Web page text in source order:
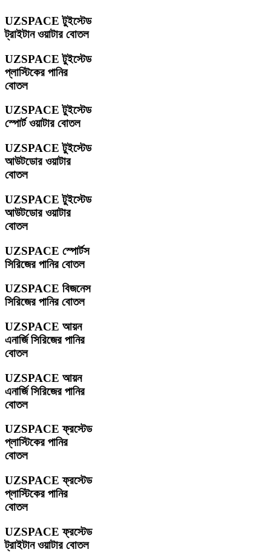
UZSPACE টুইস্টেড
ট্রাইটান ওয়াটার বোতল
UZSPACE টুইস্টেড
প্লাস্টিকের পানির
বোতল
UZSPACE টুইস্টেড
স্পোর্ট ওয়াটার বোতল
UZSPACE টুইস্টেড
আউটডোর ওয়াটার
বোতল
UZSPACE টুইস্টেড
আউটডোর ওয়াটার
বোতল
UZSPACE স্পোর্টস
সিরিজের পানির বোতল
UZSPACE বিজনেস
সিরিজের পানির বোতল
UZSPACE আয়ন
এনার্জি সিরিজের পানির
বোতল
UZSPACE আয়ন
এনার্জি সিরিজের পানির
বোতল
UZSPACE ফ্রস্টেড
প্লাস্টিকের পানির
বোতল
UZSPACE ফ্রস্টেড
প্লাস্টিকের পানির
বোতল
UZSPACE ফ্রস্টেড
ট্রাইটান ওয়াটার বোতল